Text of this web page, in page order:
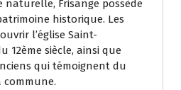
naturelle, Frisange possède
historique. Les
l’église Saint-
12ème siècle, ainsi que
qui témoignent du
commune.